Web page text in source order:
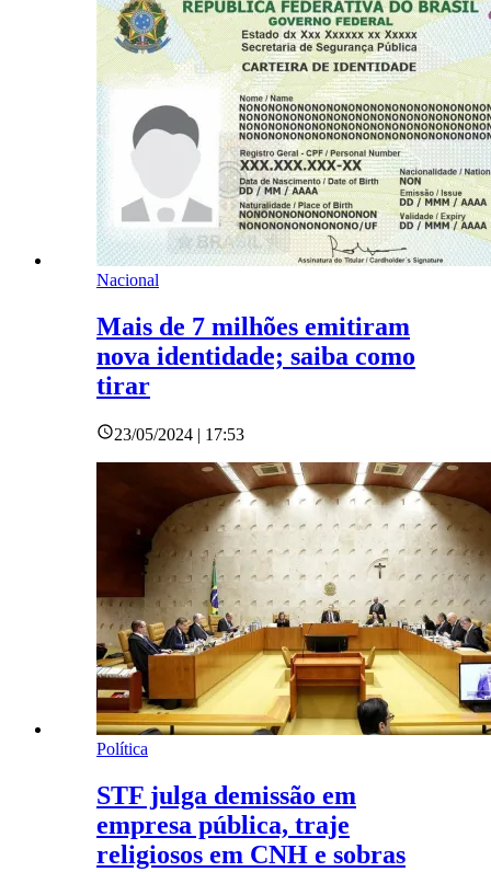
Nacional
Mais de 7 milhões emitiram
nova identidade; saiba como
tirar
23/05/2024 | 17:53
Política
STF julga demissão em
empresa pública, traje
religiosos em CNH e sobras